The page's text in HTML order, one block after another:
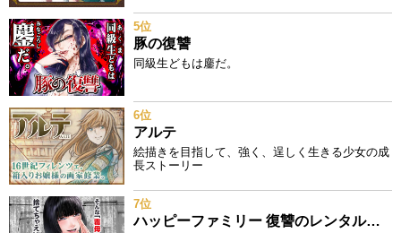
5位
豚の復讐
同級生どもは鏖だ。
6位
アルテ
絵描きを目指して、強く、逞しく生きる少女の成
長ストーリー
7位
ハッピーファミリー 復讐のレンタルお母さん